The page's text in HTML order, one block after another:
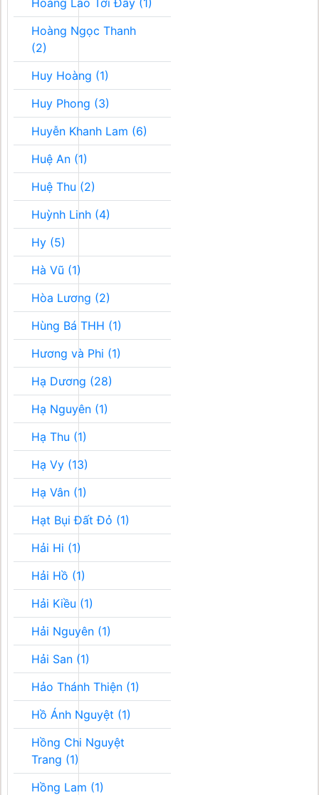
Hoàng Lão Tới Đây (1)
Hoàng Ngọc Thanh
(2)
Huy Hoàng (1)
Huy Phong (3)
Huyễn Khanh Lam (6)
Huệ An (1)
Huệ Thu (2)
Huỳnh Linh (4)
Hy (5)
Hà Vũ (1)
Hòa Lương (2)
Hùng Bá THH (1)
Hương và Phi (1)
Hạ Dương (28)
Hạ Nguyên (1)
Hạ Thu (1)
Hạ Vy (13)
Hạ Vân (1)
Hạt Bụi Đất Đỏ (1)
Hải Hi (1)
Hải Hồ (1)
Hải Kiều (1)
Hải Nguyên (1)
Hải San (1)
Hảo Thánh Thiện (1)
Hồ Ánh Nguyệt (1)
Hồng Chi Nguyệt
Trang (1)
Hồng Lam (1)